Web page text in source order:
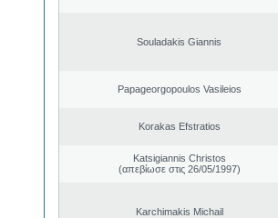
Souladakis Giannis
Papageorgopoulos Vasileios
Korakas Efstratios
Katsigiannis Christos
(απεβίωσε στις 26/05/1997)
Karchimakis Michail